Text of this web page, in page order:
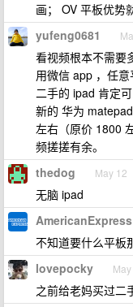
画； OV 平板优势
yufeng0681
看视频根本不需要
用微信 app ，任意
二手的 ipad 肯定可
新的 华为
左右（原价 1800
频搓搓有余。
thedog May 12
无脑 ipad
AmericanExpress
不知道要什么平板
lovepocky
之前给老妈买过二